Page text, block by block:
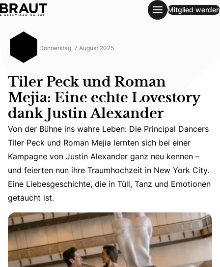
Tiler Peck und Roman Mejia: Eine echte Lovestory dank
Mitglied werden
Donnerstag, 7 August 2025
Tiler Peck und Roman
Mejia: Eine echte Lovestory
dank Justin Alexander
Von der Bühne ins wahre Leben: Die Principal Dancers
Von der Bühne ins wahre Leben: Die Principal Dancers
Tiler Peck und Roman Mejia lernten sich bei einer
Kampagne von Justin Alexander ganz neu kennen –
und feierten nun ihre Traumhochzeit in New York City.
Eine Liebesgeschichte, die in Tüll, Tanz und Emotionen
getaucht ist.